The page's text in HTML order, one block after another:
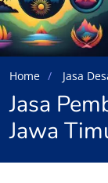
Home Jasa
Jasa
Jawa